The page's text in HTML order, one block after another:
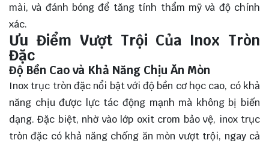
mài, và đánh bóng để tăng tính thẩm mỹ và độ chính
xác.
Ưu Điểm Vượt Trội Của Inox Tròn
Đặc
Độ Bền Cao và Khả Năng Chịu Ăn Mòn
Inox trục tròn đặc nổi bật với độ bền cơ học cao, có khả
năng chịu được lực tác động mạnh mà không bị biến
dạng. Đặc biệt, nhờ vào lớp oxit crom bảo vệ, inox trục
tròn đặc có khả năng chống ăn mòn vượt trội, ngay cả